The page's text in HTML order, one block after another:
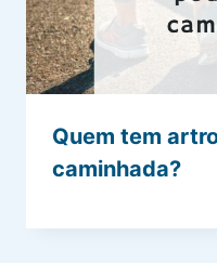
Quem tem
caminhada?